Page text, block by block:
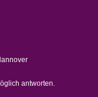
antworten.